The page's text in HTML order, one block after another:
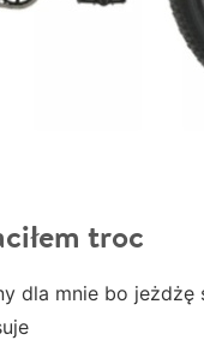
troc
dla mnie bo jeżdżę